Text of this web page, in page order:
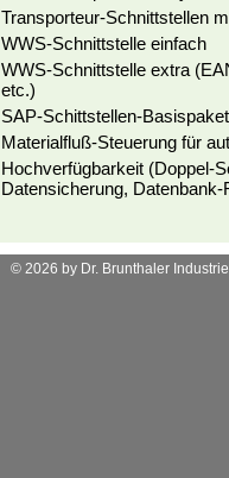
Transporteur-Schnittstellen
WWS-Schnittstelle einfach
WWS-Schnittstelle extra
etc.)
SAP-Schittstellen-
Materialfluß-Steuerung für
Hochverfügbarkeit (Doppel-
Datensicherung,
© 2026 by Dr. Brunthaler